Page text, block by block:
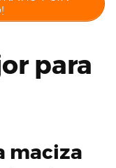
para
maciza